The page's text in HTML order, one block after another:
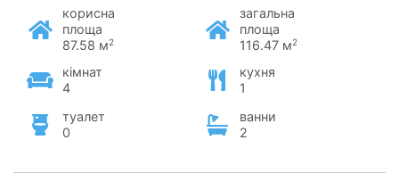
корисна
площа
87.58 м2
загальна
площа
116.47 м2
кімнат
4
кухня
1
туалет
0
ванни
2